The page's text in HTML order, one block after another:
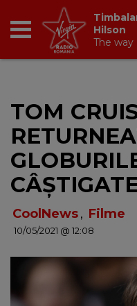
BREAKFAST
TIC TALK
CÂȘTIGĂ
HOT 30
DANCEFLOOR
RADIO ACADEMY
Hilson
The way
TOM
CoolNews, Filme
10/05/2021 @ 12:08